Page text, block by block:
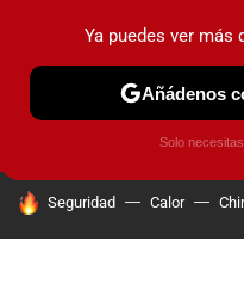
PRUEBAS COCHES
HOY SE HABLA DE
Seguridad Calor
Ya puedes ver más
Añádenos
Solo